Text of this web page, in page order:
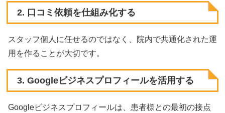
2. 口コミ依頼を仕組み化する
スタッフ個人に任せるのではなく、院内で共通化された運
用を作ることが大切です。
3. Googleビジネスプロフィールを活用する
Googleビジネスプロフィールは、患者様との最初の接点